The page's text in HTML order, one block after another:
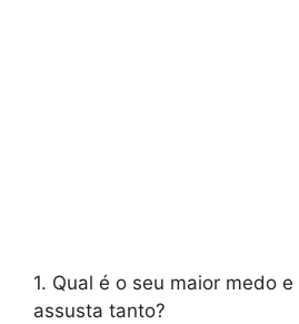
1. Qual é o seu maior medo
assusta tanto?